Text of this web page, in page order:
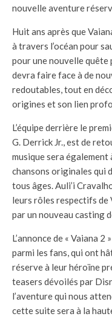
nouvelle aventure
Huit ans après que
à travers l’océan pour
pour une nouvelle
devra faire face à de
redoutables, tout en
origines et son lien
L’équipe derrière le
G. Derrick Jr., est de
musique sera également
chansons originales qui
tous âges. Auli’i
leurs rôles respectifs
par un nouveau casting
L’annonce de « Vaiana
parmi les fans, qui ont
réserve à leur héroïne
teasers dévoilés par
l’aventure qui nous
cette suite sera à la